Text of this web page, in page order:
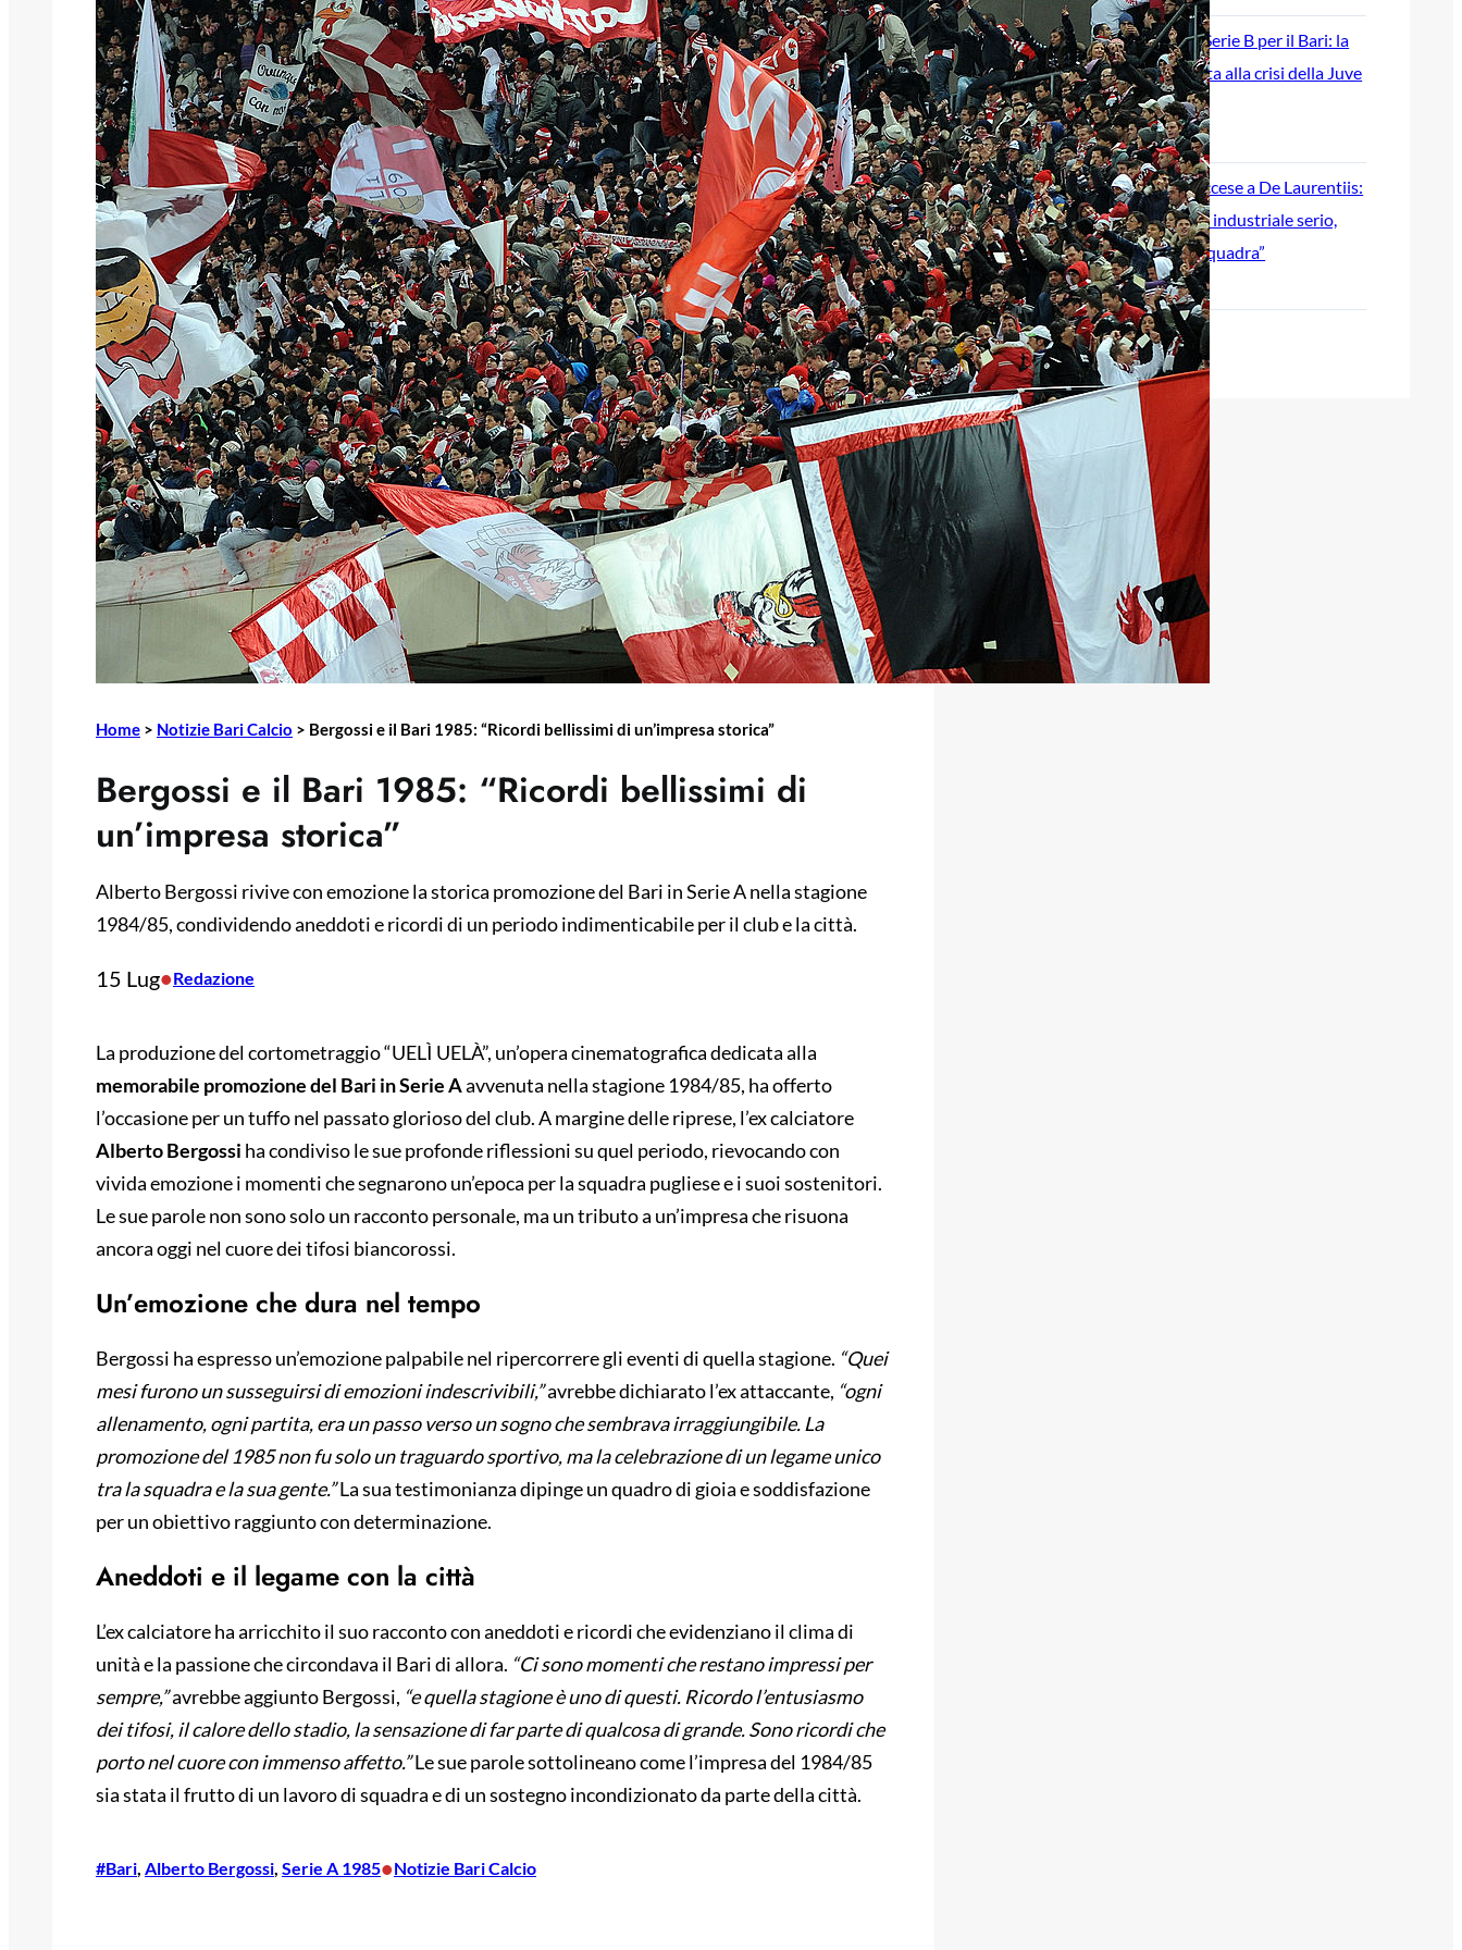
Home > Notizie Bari Calcio > Bergossi e il Bari 1985: “Ricordi bellissimi di un’impresa storica”
Bergossi e il Bari 1985: “Ricordi bellissimi di
un’impresa storica”
Alberto Bergossi rivive con emozione la storica promozione del Bari in Serie A nella stagione
1984/85, condividendo aneddoti e ricordi di un periodo indimenticabile per il club e la città.
15 Lug•Redazione
La produzione del cortometraggio “UELÌ UELÀ”, un’opera cinematografica dedicata alla
memorabile promozione del Bari in Serie Aavvenuta nella stagione 1984/85, ha offerto
l’occasione per un tuffo nel passato glorioso del club. A margine delle riprese, l’ex calciatore
Alberto Bergossi ha condiviso le sue profonde riflessioni su quel periodo, rievocando con
vivida emozione i momenti che segnarono un’epoca per la squadra pugliese e i suoi sostenitori.
Le sue parole non sono solo un racconto personale, ma un tributo a un’impresa che risuona
ancora oggi nel cuore dei tifosi biancorossi.
Un’emozione che dura nel tempo
Bergossi ha espresso un’emozione palpabile nel ripercorrere gli eventi di quella stagione. “Quei
mesi furono un susseguirsi di emozioni indescrivibili,”avrebbe dichiarato l’ex attaccante, “ogni
allenamento, ogni partita, era un passo verso un sogno che sembrava irraggiungibile. La
promozione del 1985 non fu solo un traguardo sportivo, ma la celebrazione di un legame unico
tra la squadra e la sua gente.”La sua testimonianza dipinge un quadro di gioia e soddisfazione
per un obiettivo raggiunto con determinazione.
Aneddoti e il legame con la città
L’ex calciatore ha arricchito il suo racconto con aneddoti e ricordi che evidenziano il clima di
unità e la passione che circondava il Bari di allora. “Ci sono momenti che restano impressi per
sempre,”avrebbe aggiunto Bergossi, “e quella stagione è uno di questi. Ricordo l’entusiasmo
dei tifosi, il calore dello stadio, la sensazione di far parte di qualcosa di grande. Sono ricordi che
porto nel cuore con immenso affetto.”Le sue parole sottolineano come l’impresa del 1984/85
sia stata il frutto di un lavoro di squadra e di un sostegno incondizionato da parte della città.
#Bari, Alberto Bergossi, Serie A 1985•Notizie Bari Calcio
Ripescaggio in Serie B per il Bari: la
speranza è legata alla crisi della Juve
Stabia
28 Maggio 2026
Futuro Bari, Leccese a De Laurentiis:
“Serve un piano industriale serio,
non siamo una seconda squadra”
27 Maggio 2026